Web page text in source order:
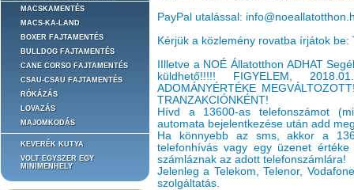
MACSKAMENTÉS
MACS-KA-LAND
BOXER FAJTAMENTÉS
BULLDOG FAJTAMENTÉS
CANE CORSO FAJTAMENTÉS
CSAU-CSAU FAJTAMENTÉS
RÓKÁZÁS
LOVAZÁS
MAJOMKODÁS
KEVERÉK KUTYA
VOLT EGYSZER EGY
MINIMENHELY
PayPal utalással:
Kérjük a közlemény rovatba írjátok be:
IIlletve a NOÉ Állatotthon ADHAT
küldhető!!!!! FIGYELEM,
ADOMÁNYÉRTÉKE
TRANZAKCIÓNKÉNT!
Hívd a 13600-as telefonszámot
automata bejelentkezése után add
Ha könnyebb az sms, akkor a
telefonhívás vagy egy üzenet
számláznak az adott telefonszámlára!
Jelenleg a Telekom, Telenor,
szolgáltatás.